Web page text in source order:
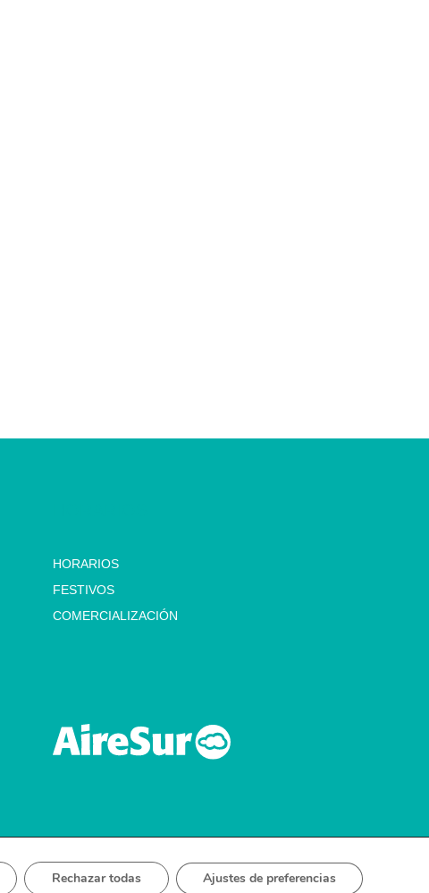
HORARIOS
FESTIVOS
COMERCIALIZACIÓN
POLÍTICA DE ACCESIBILIDAD POLÍTICA GESTIÓN DE CALIDADPOLÍTICA DE EMERGENCIAS
Rechazar todas Ajustes de preferencias